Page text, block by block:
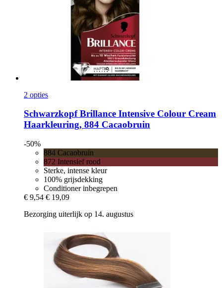
2 opties
SchwarzkopfBrillance Intensive Colour Cream
Haarkleuring, 884 Cacaobruin
-50%
884 Cacaobruin
872 Intensief rood
Sterke, intense kleur
100% grijsdekking
Conditioner inbegrepen
€ 9,54 € 19,09
Bezorging uiterlijk op 14. augustus